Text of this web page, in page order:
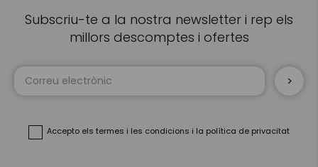
Subscriu-te a la nostra newsletter i rep els
millors descomptes i ofertes
Accepto els termes i les condicions i la política de privacitat